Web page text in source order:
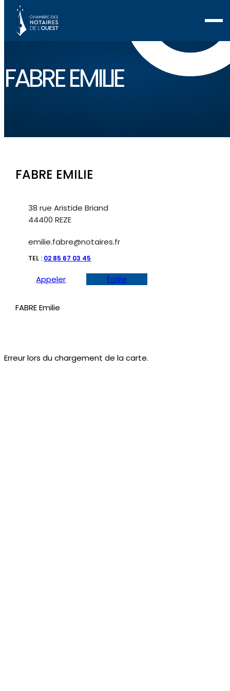
FABRE EMILIE
Erreur lors du chargement de la carte.
FABRE EMILIE
38 rue Aristide Briand
44400 REZE
emilie.fabre@notaires.fr
TEL : 02 85 67 03 45
Appeler Écrire
FABRE Emilie